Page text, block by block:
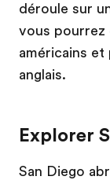
déroule sur
vous pourrez
américains
anglais.
Explorer
San Diego